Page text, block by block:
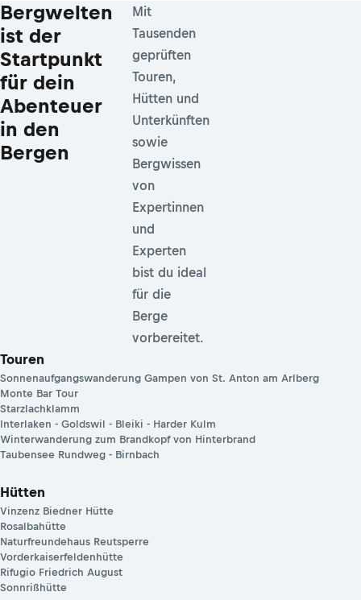
Bergwelten
ist der
Startpunkt
für dein
Abenteuer
in den
Bergen
Mit
Tausenden
geprüften
Touren,
Hütten und
Unterkünften
sowie
Bergwissen
von
Expertinnen
und
Experten
bist du ideal
für die
Berge
vorbereitet.
Touren
Sonnenaufgangswanderung Gampen von St. Anton am Arlberg
Monte Bar Tour
Starzlachklamm
Interlaken - Goldswil - Bleiki - Harder Kulm
Winterwanderung zum Brandkopf von Hinterbrand
Taubensee Rundweg - Birnbach
Hütten
Vinzenz Biedner Hütte
Rosalbahütte
Naturfreundehaus Reutsperre
Vorderkaiserfeldenhütte
Rifugio Friedrich August
Sonnrißhütte